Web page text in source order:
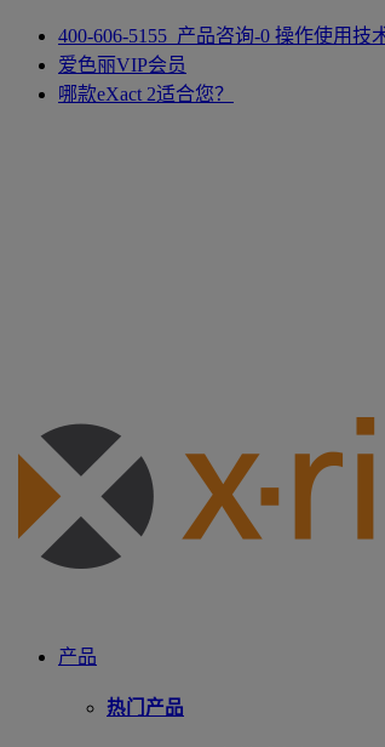
400-606-5155 产品咨询-0 操作使用技
爱色丽VIP会员
哪款eXact 2适合您？
产品
热门产品